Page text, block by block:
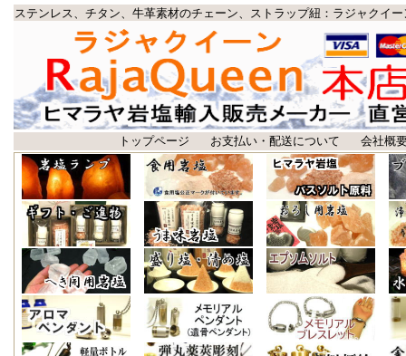
ステンレス、チタン、牛革素材のチェーン、ストラップ紐：ラジャクイー
トップページ お支払い・配送について 会社概